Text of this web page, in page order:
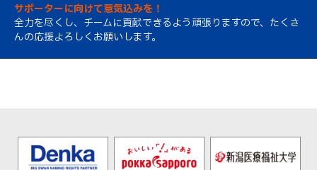
サポーターに向けて意気込みを！
全力を尽くし、チームに貢献できるよう頑張りますので、たくさ
んの応援よろしくお願いします。